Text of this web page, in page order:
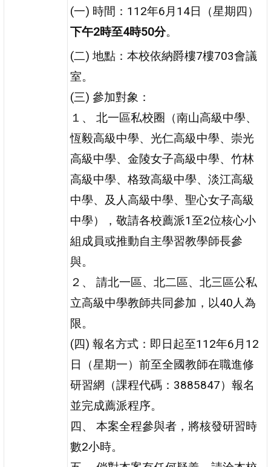
(一) 時間：112年6月14日（星期四）
下午2時至4時50分。
(二) 地點：本校依納爵樓7樓703會議
室。
(三) 參加對象：
１、 北一區私校圈（南山高級中學、
恆毅高級中學、光仁高級中學、崇光
高級中學、金陵女子高級中學、竹林
高級中學、格致高級中學、淡江高級
中學、及人高級中學、聖心女子高級
中學），敬請各校薦派1至2位核心小
組成員或推動自主學習教學師長參
與。
２、 請北一區、北二區、北三區公私
立高級中學教師共同參加，以40人為
限。
(四) 報名方式：即日起至112年6月12
日（星期一）前至全國教師在職進修
研習網（課程代碼：3885847）報名
並完成薦派程序。
四、 本案全程參與者，將核發研習時
數2小時。